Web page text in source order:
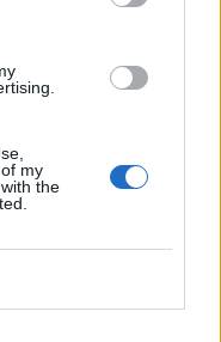
my
the
belüli